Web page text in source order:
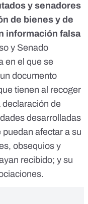
y senadores
de bienes y de
información falsa
y Senado
en el que se
documento
tienen al recoger
de
desarrolladas
afectar a su
obsequios y
recibido; y su